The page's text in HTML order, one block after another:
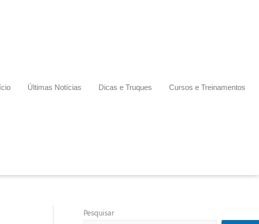
Últimas Notícias Dicas e Truques Cursos e Treinamentos
Pesquisar